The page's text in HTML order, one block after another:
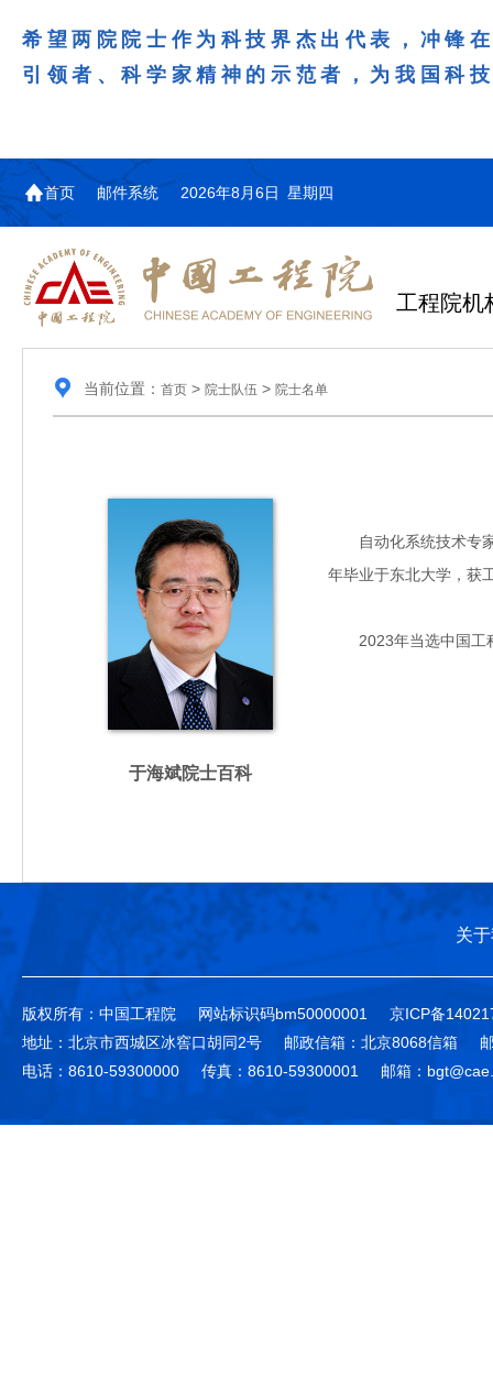
希望两院院士作为科技界杰出代表，冲锋
引领者、科学家精神的示范者，为我国科
首页 邮件系统 2026年8月6日 星期四
工程院机
当前位置： 首页> 院士队伍 > 院士名单
于海斌院士百科
自动化系统技术专家
年毕业于东北大学，获
2023年当选中国工
关
版权所有：中国工程院 网站标识码bm50000001
京ICP备
地址：北京市西城区冰窖口胡同2号
邮政信箱：北京8068信箱
电话：8610-59300000
传真：8610-59300001 邮箱：